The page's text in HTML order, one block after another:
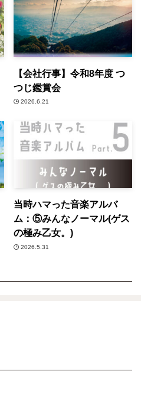
【会社行事】令和8年度 つ
つじ鑑賞会
2026.6.21
当時ハマった音楽アルバ
ム：⑤みんなノーマル(ゲス
の極み乙女。)
2026.5.31